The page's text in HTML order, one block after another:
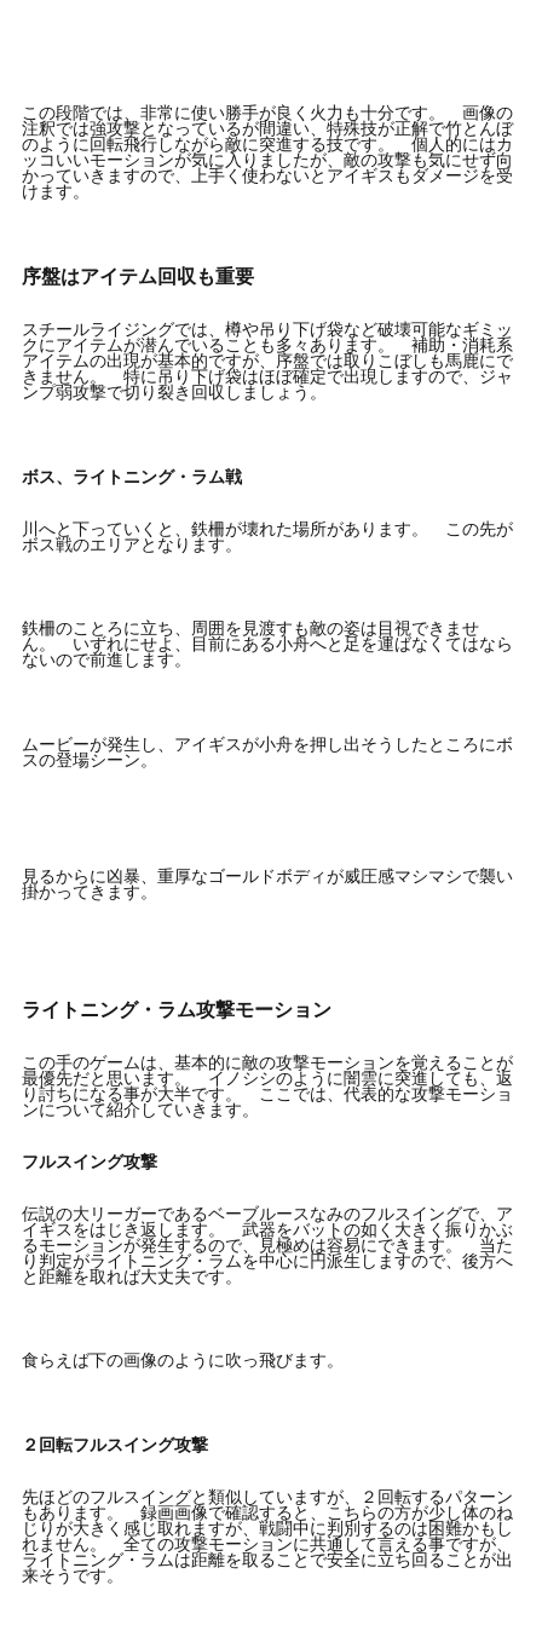
この段階では、非常に使い勝手が良く火力も十分です。 画像の
注釈では強攻撃となっているが間違い、特殊技が正解で竹とんぼ
のように回転飛行しながら敵に突進する技です。 個人的にはカ
ッコいいモーションが気に入りましたが、敵の攻撃も気にせず向
かっていきますので、上手く使わないとアイギスもダメージを受
けます。
序盤はアイテム回収も重要
スチールライジングでは、樽や吊り下げ袋など破壊可能なギミッ
クにアイテムが潜んでいることも多々あります。 補助・消耗系
アイテムの出現が基本的ですが、序盤では取りこぼしも馬鹿にで
きません。 特に吊り下げ袋はほぼ確定で出現しますので、ジャ
ンプ弱攻撃で切り裂き回収しましょう。
ボス、ライトニング・ラム戦
川へと下っていくと、鉄柵が壊れた場所があります。 この先が
ボス戦のエリアとなります。
鉄柵のことろに立ち、周囲を見渡すも敵の姿は目視できませ
ん。 いずれにせよ、目前にある小舟へと足を運ばなくてはなら
ないので前進します。
ムービーが発生し、アイギスが小舟を押し出そうしたところにボ
スの登場シーン。
見るからに凶暴、重厚なゴールドボディが威圧感マシマシで襲い
掛かってきます。
ライトニング・ラム攻撃モーション
この手のゲームは、基本的に敵の攻撃モーションを覚えることが
最優先だと思います。 イノシシのように闇雲に突進しても、返
り討ちになる事が大半です。 ここでは、代表的な攻撃モーショ
ンについて紹介していきます。
フルスイング攻撃
伝説の大リーガーであるベーブルースなみのフルスイングで、ア
イギスをはじき返します。 武器をバットの如く大きく振りかぶ
るモーションが発生するので、見極めは容易にできます。 当た
り判定がライトニング・ラムを中心に円派生しますので、後方へ
と距離を取れば大丈夫です。
食らえば下の画像のように吹っ飛びます。
２回転フルスイング攻撃
先ほどのフルスイングと類似していますが、２回転するパターン
もあります。 録画画像で確認すると、こちらの方が少し体のね
じりが大きく感じ取れますが、戦闘中に判別するのは困難かもし
れません。 全ての攻撃モーションに共通して言える事ですが、
ライトニング・ラムは距離を取ることで安全に立ち回ることが出
来そうです。